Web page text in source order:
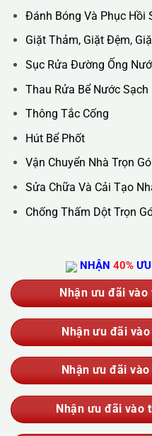
Trụ Sở Chính :36C Ngõ 89
TP Hà Nội
Hotline : 0388.444.445
Vệ Sinh Công Nghiệp
Vệ Sinh Kính Nhà Cao
Đánh Bóng Và Phục Hồi
Giặt Thảm, Giặt Đệm,
Sục Rửa Đường Ống
Thau Rửa Bể Nước Sạch